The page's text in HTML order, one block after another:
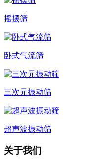
摇摆筛
卧式气流筛
三次元振动筛
超声波振动筛
关于我们